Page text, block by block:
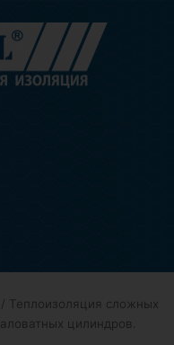
/ Теплоизоляция сложных
цилиндров.